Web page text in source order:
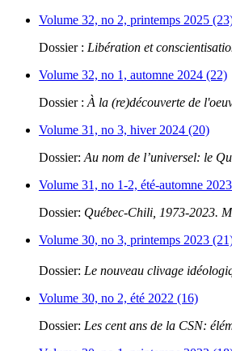
Volume 32, no 2, printemps 2025
Dossier : Libération et
Volume 32, no 1, automne 2024 (22)
Dossier : À la (re)découverte de
Volume 31, no 3, hiver 2024 (20)
Dossier: Au nom de l’universel: le
Volume 31, no 1-2, été-automne
Dossier: Québec-Chili, 1973-2023.
Volume 30, no 3, printemps 2023
Dossier: Le nouveau clivage
Volume 30, no 2, été 2022 (16)
Dossier: Les cent ans de la CSN: